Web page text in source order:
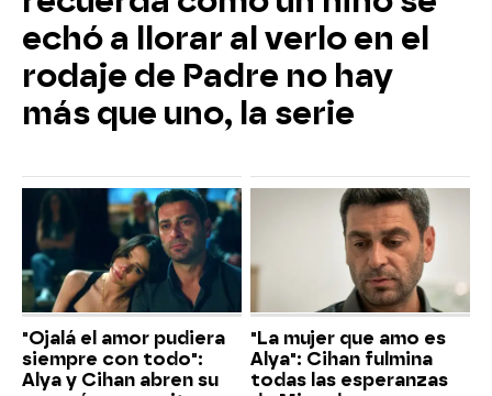
echó a llorar al verlo en el
rodaje de Padre no hay
más que uno, la serie
"Ojalá el amor pudiera
siempre con todo":
Alya y Cihan abren su
"La mujer que amo es
Alya": Cihan fulmina
todas las esperanzas